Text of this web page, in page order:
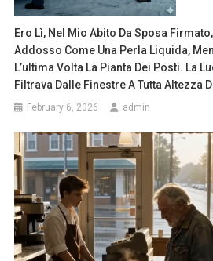
Ero Lì, Nel Mio Abito Da Sposa
Addosso Come Una Perla Liquida,
L’ultima Volta La Pianta Dei Posti. La
Filtrava Dalle Finestre A Tutta Altezza
February 6, 2026 admin